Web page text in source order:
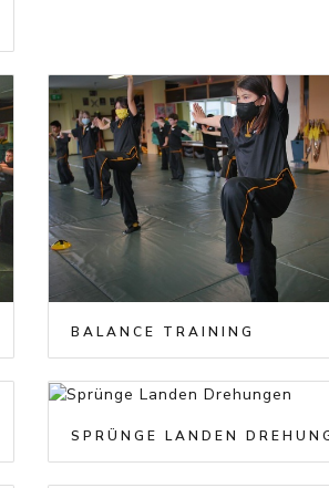
BALANCE TRAINING